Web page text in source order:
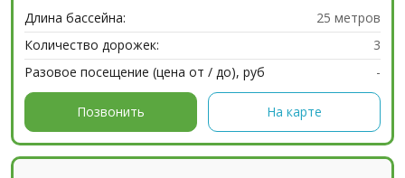
Длина бассейна:
25 метров
Количество дорожек:
3
Разовое посещение (цена от / до), руб
-
Позвонить На карте